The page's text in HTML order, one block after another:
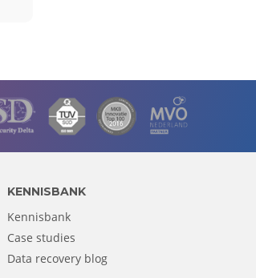
KENNISBANK
Kennisbank
Case studies
Data recovery blog